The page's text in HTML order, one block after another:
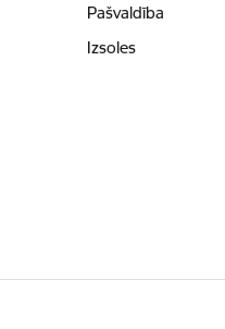
Pašvaldība
Izsoles